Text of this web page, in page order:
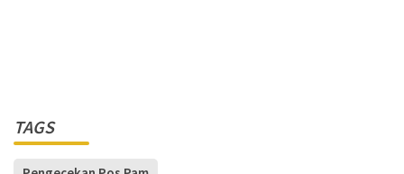
TAGS